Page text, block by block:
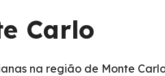
Carlo
na região de Monte